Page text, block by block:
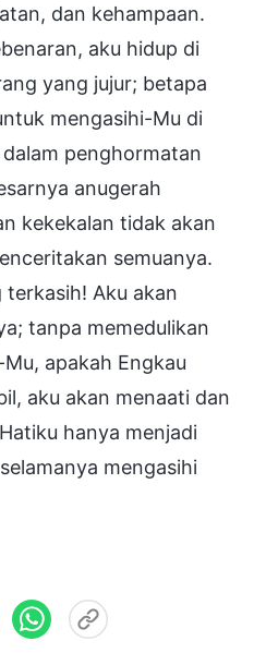
dan kehampaan.
aku hidup di
yang jujur; betapa
mengasihi-Mu di
penghormatan
anugerah
kekekalan tidak akan
semuanya.
terkasih! Aku akan
tanpa memedulikan
apakah Engkau
aku akan menaati dan
hanya menjadi
mengasihi